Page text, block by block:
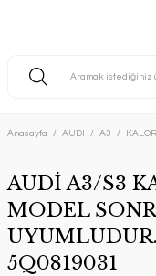
Anasayfa AUDI A3
AUDİ A3/S3
MODEL
5Q0819031